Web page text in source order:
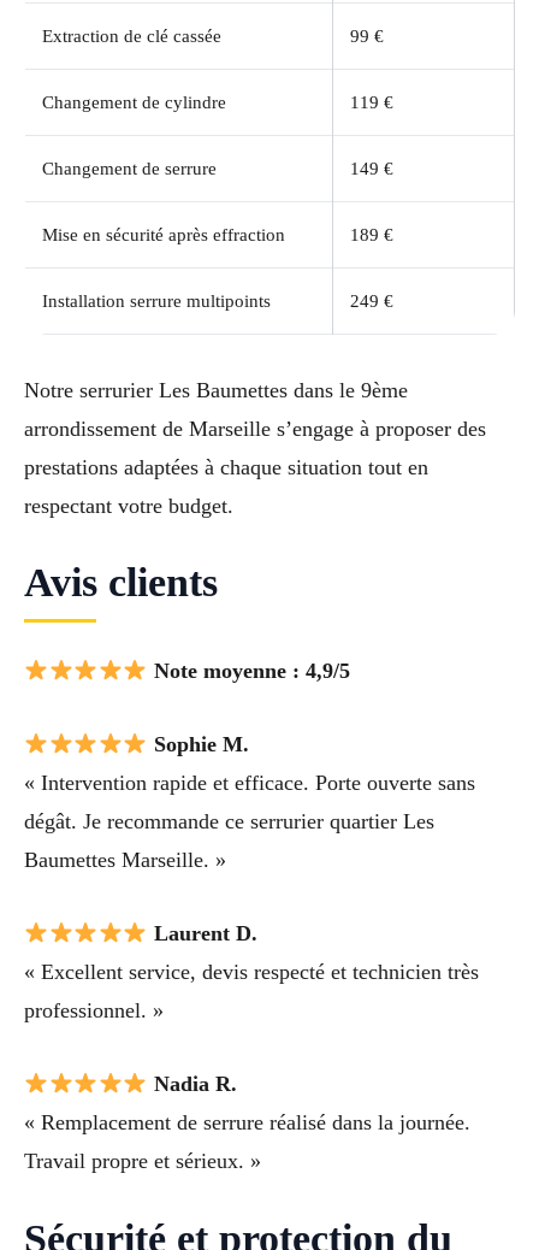
Extraction de clé cassée 99 €
Changement de cylindre 119 €
Changement de serrure 149 €
Mise en sécurité après effraction 189 €
Installation serrure multipoints 249 €
Notre serrurier Les Baumettes dans le 9ème
arrondissement de Marseille s’engage à proposer des
prestations adaptées à chaque situation tout en
respectant votre budget.
Avis clients
Note moyenne : 4,9/5
Sophie M.
« Intervention rapide et efficace. Porte ouverte sans
dégât. Je recommande ce serrurier quartier Les
Baumettes Marseille. »
Laurent D.
« Excellent service, devis respecté et technicien très
professionnel. »
Nadia R.
« Remplacement de serrure réalisé dans la journée.
Travail propre et sérieux. »
Sécurité et protection du